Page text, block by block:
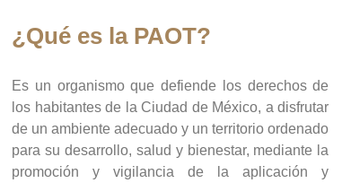
¿Qué es la PAOT?
Es un organismo que defiende los derechos de
los habitantes de la Ciudad de México, a disfrutar
de un ambiente adecuado y un territorio ordenado
para su desarrollo, salud y bienestar, mediante la
promoción y vigilancia de la aplicación y